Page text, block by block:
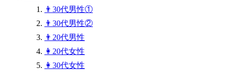
👨30代男性①
👨30代男性②
👨20代男性
👩20代女性
👩30代女性